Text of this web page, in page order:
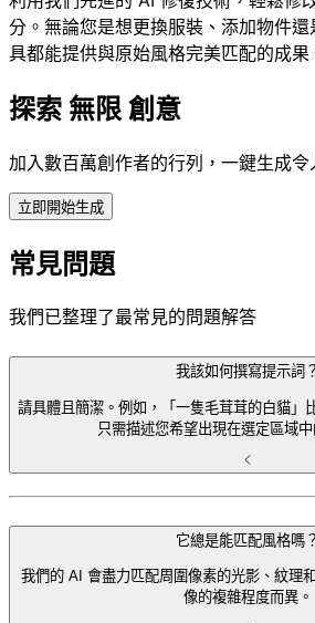
分。無論您是想更換服裝、添加物件
具都能提供與原始風格完美匹配的成果
探索 無限 創意
加入數百萬創作者的行列，一鍵生成令
立即開始生成
常見問題
我們已整理了最常見的問題解答
我該如何撰寫提示詞？
請具體且簡潔。例如，「一隻毛茸茸的白貓」
只需描述您希望出現在選定區域中
它總是能匹配風格嗎？
我們的 AI 會盡力匹配周圍像素的光影、紋理
像的複雜程度而異。